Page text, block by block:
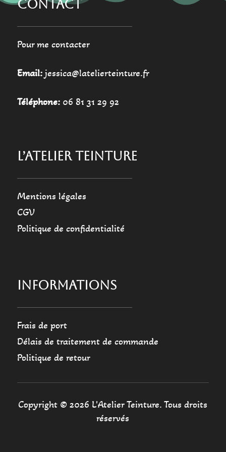
CONTACT
Pour me contacter
Email:jessica@latelierteinture.fr
Téléphone:06 81 31 29 92
L’ATELIER TEINTURE
Mentions légales
CGV
Politique de confidentialité
INFORMATIONS
Frais de port
Délais de traitement de commande
Politique de retour
Copyright © 2026 L'Atelier Teinture. Tous droits
réservés